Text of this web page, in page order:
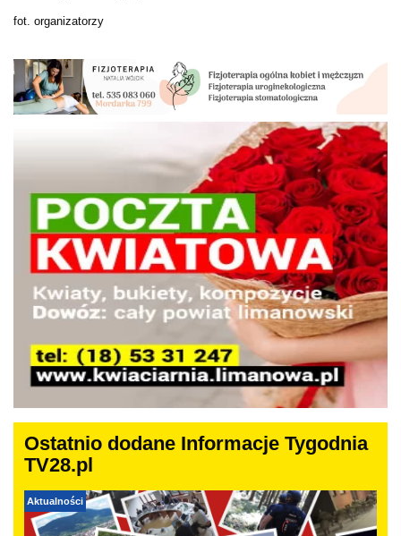
fot. organizatorzy
Ostatnio dodane Informacje Tygodnia
TV28.pl
Aktualności